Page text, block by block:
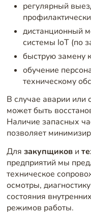
регулярный
дистанционный
системы IoT (по
быструю замену
обучение
техническому
В случае аварии или
может быть
Наличие запасных
позволяет
Для закупщикови
предприятий мы
техническое
осмотры,
состояния
режимов работы.